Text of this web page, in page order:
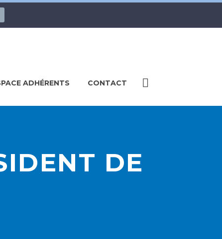
ADHÉRENTS CONTACT
DE